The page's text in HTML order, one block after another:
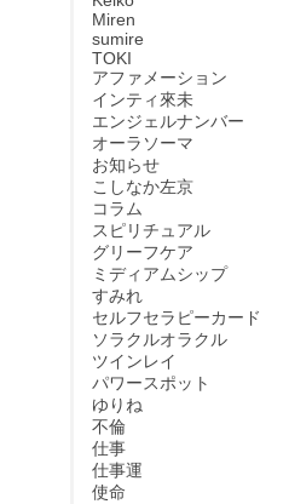
Miren
sumire
TOKI
アファメーション
インティ來未
エンジェルナンバー
オーラソーマ
お知らせ
こしなか左京
コラム
スピリチュアル
グリーフケア
ミディアムシップ
すみれ
セルフセラピーカード
ソラクルオラクル
ツインレイ
パワースポット
ゆりね
不倫
仕事
仕事運
使命